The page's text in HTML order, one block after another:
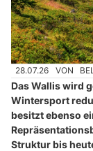
28.07.26 VON
Das Wallis wird
Wintersport
besitzt ebenso
Struktur bis